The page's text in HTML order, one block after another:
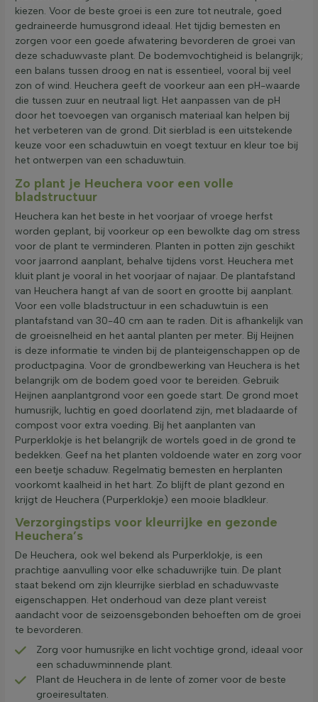
kiezen. Voor de beste groei is een zure tot neutrale, goed
gedraineerde humusgrond ideaal. Het tijdig bemesten en
zorgen voor een goede afwatering bevorderen de groei van
deze schaduwvaste plant. De bodemvochtigheid is belangrijk;
een balans tussen droog en nat is essentieel, vooral bij veel
zon of wind. Heuchera geeft de voorkeur aan een pH-waarde
die tussen zuur en neutraal ligt. Het aanpassen van de pH
door het toevoegen van organisch materiaal kan helpen bij
het verbeteren van de grond. Dit sierblad is een uitstekende
keuze voor een schaduwtuin en voegt textuur en kleur toe bij
het ontwerpen van een schaduwtuin.
Zo plant je Heuchera voor een volle
bladstructuur
Heuchera kan het beste in het voorjaar of vroege herfst
worden geplant, bij voorkeur op een bewolkte dag om stress
voor de plant te verminderen. Planten in potten zijn geschikt
voor jaarrond aanplant, behalve tijdens vorst. Heuchera met
kluit plant je vooral in het voorjaar of najaar. De plantafstand
van Heuchera hangt af van de soort en grootte bij aanplant.
Voor een volle bladstructuur in een schaduwtuin is een
plantafstand van 30-40 cm aan te raden. Dit is afhankelijk van
de groeisnelheid en het aantal planten per meter. Bij Heijnen
is deze informatie te vinden bij de planteigenschappen op de
productpagina. Voor de grondbewerking van Heuchera is het
belangrijk om de bodem goed voor te bereiden. Gebruik
Heijnen aanplantgrond voor een goede start. De grond moet
humusrijk, luchtig en goed doorlatend zijn, met bladaarde of
compost voor extra voeding. Bij het aanplanten van
Purperklokje is het belangrijk de wortels goed in de grond te
bedekken. Geef na het planten voldoende water en zorg voor
een beetje schaduw. Regelmatig bemesten en herplanten
voorkomt kaalheid in het hart. Zo blijft de plant gezond en
krijgt de Heuchera (Purperklokje) een mooie bladkleur.
Verzorgingstips voor kleurrijke en gezonde
Heuchera’s
De Heuchera, ook wel bekend als Purperklokje, is een
prachtige aanvulling voor elke schaduwrijke tuin. De plant
staat bekend om zijn kleurrijke sierblad en schaduwvaste
eigenschappen. Het onderhoud van deze plant vereist
aandacht voor de seizoensgebonden behoeften om de groei
te bevorderen.
Zorg voor humusrijke en licht vochtige grond, ideaal voor
een schaduwminnende plant.
Plant de Heuchera in de lente of zomer voor de beste
groeiresultaten.